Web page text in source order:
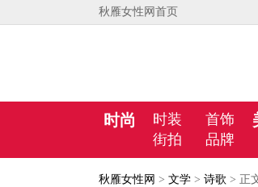
秋雁女性网首页
时尚 时装
首饰
街拍
品牌
秋雁女性网 > 文学 > 诗歌 > 正